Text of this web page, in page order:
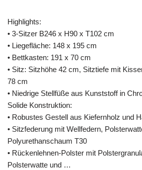
Highlights:
• 3-Sitzer B246 x H90 x T102 cm
• Liegefläche: 148 x 195 cm
• Bettkasten: 191 x 70 cm
• Sitz: Sitzhöhe 42 cm, Sitztiefe mit
78 cm
• Niedrige Stellfüße aus Kunststoff in
Solide Konstruktion:
• Robustes Gestell aus Kiefernholz und
• Sitzfederung mit Wellfedern,
Polyurethanschaum T30
• Rückenlehnen-Polster mit
Polsterwatte und …